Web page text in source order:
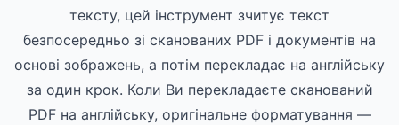
тексту, цей інструмент зчитує текст
безпосередньо зі сканованих PDF і документів на
основі зображень, а потім перекладає на англійську
за один крок. Коли Ви перекладаєте сканований
PDF на англійську, оригінальне форматування —